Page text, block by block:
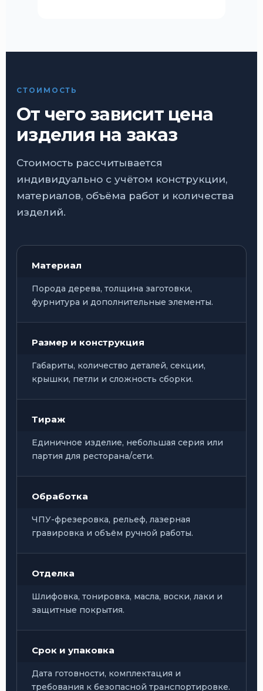
СТОИМОСТЬ
От чего зависит цена
изделия на заказ
Стоимость рассчитывается
индивидуально с учётом конструкции,
материалов, объёма работ и количества
изделий.
Материал
Порода дерева, толщина заготовки,
фурнитура и дополнительные элементы.
Размер и конструкция
Габариты, количество деталей, секции,
крышки, петли и сложность сборки.
Тираж
Единичное изделие, небольшая серия или
партия для ресторана/сети.
Обработка
ЧПУ-фрезеровка, рельеф, лазерная
гравировка и объём ручной работы.
Отделка
Шлифовка, тонировка, масла, воски, лаки и
защитные покрытия.
Срок и упаковка
Дата готовности, комплектация и
требования к безопасной транспортировке.